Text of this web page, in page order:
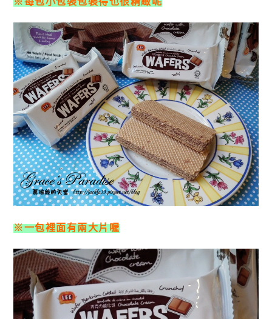
※一包裡面有兩大片喔